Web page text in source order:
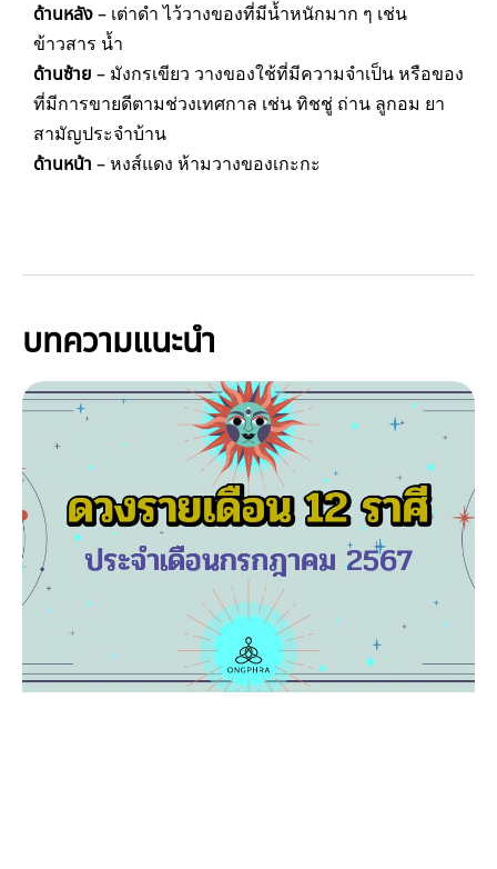
ด้านหลัง– เต่าดำ ไว้วางของที่มีน้ำหนักมาก ๆ เช่น
ข้าวสาร น้ำ
ด้านซ้าย – มังกรเขียว วางของใช้ที่มีความจำเป็น หรือของ
ที่มีการขายดีตามช่วงเทศกาล เช่น ทิชชู่ ถ่าน ลูกอม ยา
สามัญประจำบ้าน
ด้านหน้า – หงส์แดง ห้ามวางของเกะกะ
บทความแนะนำ